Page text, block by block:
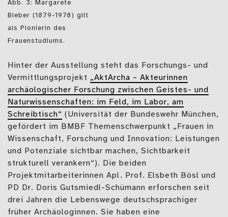
Abb. 3: Margarete
Bieber (1879-1978) gilt
als Pionierin des
Frauenstudiums.
Hinter der Ausstellung steht das Forschungs- und
Vermittlungsprojekt „AktArcha – Akteurinnen
archäologischer Forschung zwischen Geistes- und
Naturwissenschaften: im Feld, im Labor, am
Schreibtisch“ (Universität der Bundeswehr München,
gefördert im BMBF Themenschwerpunkt „Frauen in
Wissenschaft, Forschung und Innovation: Leistungen
und Potenziale sichtbar machen, Sichtbarkeit
strukturell verankern“). Die beiden
Projektmitarbeiterinnen Apl. Prof. Elsbeth Bösl und
PD Dr. Doris Gutsmiedl-Schümann erforschen seit
drei Jahren die Lebenswege deutschsprachiger
früher Archäologinnen. Sie haben eine